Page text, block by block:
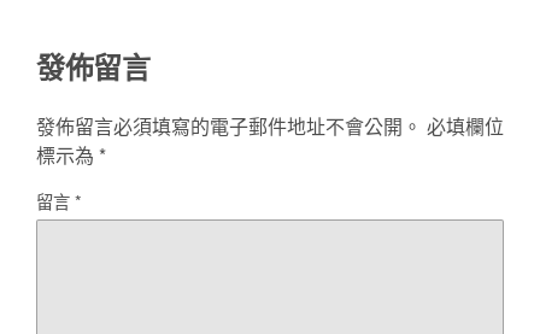
發佈留言
發佈留言必須填寫的電子郵件地址不會公開。 必填欄位
標示為 *
留言*